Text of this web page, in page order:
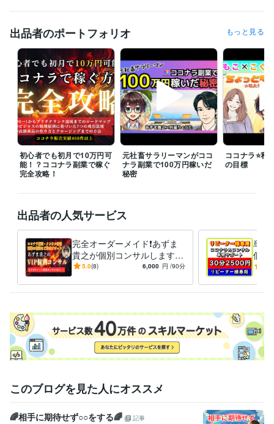
ココナラ・心理学・マーケティングをベースに
お金を稼ぐ力、心の強さを持てる方法を配信中❣
経験職種
クリエイター / コピーライター 経験年数 : 10年
マーケティング / ブランディング 経験年数 : 10年
営業 / 個人営業 経験年数 : 10年
コンサルタント / 組織・人事コンサルタント 経験年数 : 10年
事務・ビジネスサポート / 事務（一般事務） 経験年数 : 10年
受賞歴
2022年度★ココナラのコンサル部門！ランキング第1位獲得
みんな
でココナラを成功する～コミュニティ運営 ココナラ電話相談の売り
方セミナーYoutube配信
きっかけがあれば人生が変わる　豊かな生き
資格・検定
メンタルケアカウンセラー
認定ダイエットインストラクター 取得年 : 2014年
その他ツール
コピーライター:3年
悩み相談・カウンセリング 人間関係、恋愛相談 コミュニケーション
力 話し相手、愚痴聞き メンタルコーチング メタ認知改善
人間関係 恋愛 悩み相談 愚痴聞き コミュニケーション
話し相手
コンプレックス
カウンセリング 副業 お金
ビジネス代行・事務代行 ココナラ販売サポート お金の悩み、副業支
レーニング
コピーライティング メタ認知の改善
ダイエット 悩み相談 カウンセリング
出品者のポートフォリオ もっと見る
初心者でも初月で10万円可
能！？ココナラ副業で稼ぐ
完全攻略！
元社畜サラリーマンがココ
ナラ副業で100万円稼いだ
秘密
ココナラ⭐️私
の目標
出品者の人気サービス
完全オーダーメイド❗あずま
貴之が個別コンサルします
ココナラ/目標達成/コーチン
ス
5.0(8) 6,000 円 /90分
単発
個別
ラ販
略
このブログを見た人にオススメ
🌈相手に期待せず○○をする🌈
記事